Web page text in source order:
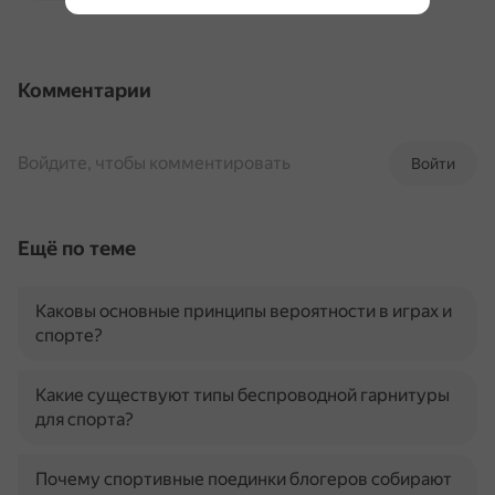
Комментарии
Войти
Войдите, чтобы комментировать
Ещё по теме
Каковы основные принципы вероятности в играх и
спорте?
Какие существуют типы беспроводной гарнитуры
для спорта?
Почему спортивные поединки блогеров собирают